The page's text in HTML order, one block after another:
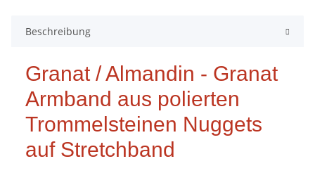
Beschreibung
Granat / Almandin - Granat
Armband aus polierten
Trommelsteinen Nuggets
auf Stretchband